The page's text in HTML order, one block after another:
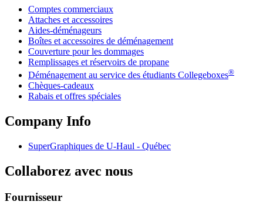
Comptes commerciaux
Attaches et accessoires
Aides-déménageurs
Boîtes et accessoires de déménagement
Couverture pour les dommages
Remplissages et réservoirs de propane
Déménagement au service des étudiants Collegeboxes®
Chèques-cadeaux
Rabais et offres spéciales
Company Info
SuperGraphiques de U-Haul - Québec
Collaborez avec nous
Fournisseur